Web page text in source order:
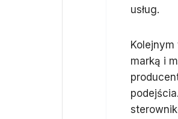
usług.
marką i